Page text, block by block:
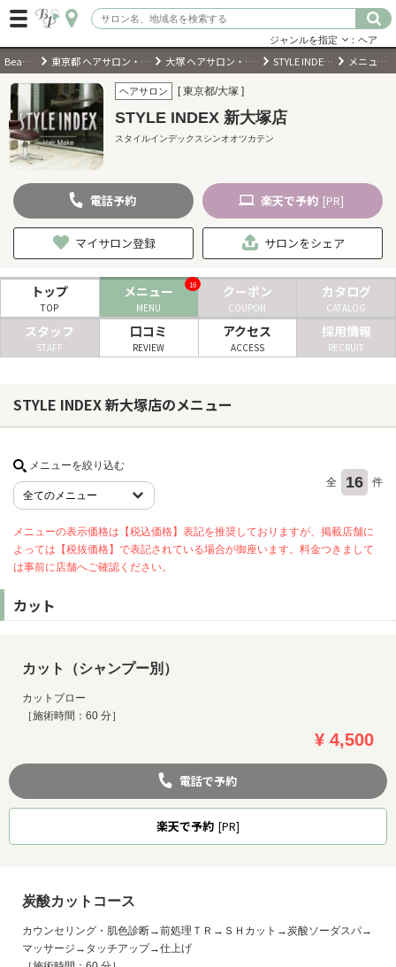
ログイン
会員登録（無料）
キーワード検索
ジャンルを選択
キーワードで検索
近くのサロンを探す
ネイルサロン
まつげサロン
エステサロン
リラクゼーションサロン
美容クリニック
メンズカタログ
ジャンルを指定 ：ヘア
BeautyPark 東京都 ヘアサロン・美容室・美容院 大塚 ヘアサロン・美容室・美容院 STYLE INDEX 新大塚店 メニュー・料金
ヘアサロン [ 東京都/大塚 ]
STYLE INDEX 新大塚店
スタイルインデックスシンオオツカテン
電話予約 楽天で予約 [PR]
マイサロン登録 サロンをシェア
トップ
TOP
メニュー
MENU
16 クーポン
COUPON
カタログ
CATALOG
スタッフ
STAFF
口コミ
REVIEW
アクセス
ACCESS
採用情報
RECRUIT
STYLE INDEX 新大塚店のメニュー
メニューを絞り込む
全
16 件
メニューの表示価格は【税込価格】表記を推奨しておりますが、掲載店舗に
よっては【税抜価格】で表記されている場合が御座います。料金つきまして
は事前に店舗へご確認ください。
カット
カット（シャンプー別）
カットブロー
［施術時間：60 分］
¥ 4,500
電話で予約
楽天で予約 [PR]
炭酸カットコース
カウンセリング・肌色診断→前処理ＴＲ→ＳＨカット→炭酸ソーダスパ→
マッサージ→タッチアップ→仕上げ